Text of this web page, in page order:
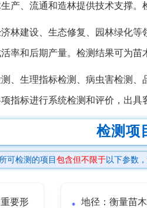
产、流通和造林提供技术支撑
林建设、生态修复、园林绿化
率和后期产量。检测结果可为苗
、生理指标检测、病虫害检测
指标进行系统检测和评价，出具
检测项
可检测的项目 包含但不限于以下参数
要形
地径：衡量苗